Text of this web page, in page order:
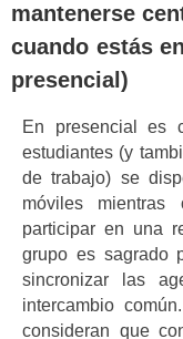
mantenerse
cuando estás
presencial)
En presencial es
estudiantes (y
de trabajo) se
móviles mientras
participar en una
grupo es sagrado
sincronizar las
intercambio
consideran que